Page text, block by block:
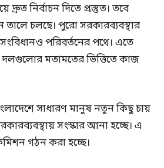
দ্রুত নির্বাচন দিতে প্রস্তুত। তবে
তালে চলছে। পুরো সরকারব্যবস্থার
পরিবর্তনের পথে। এতে
মতামতের ভিত্তিতে কাজ
সাধারণ মানুষ নতুন কিছু চায়
সংস্কার আনা হচ্ছে। এ
গঠন করা হচ্ছে।